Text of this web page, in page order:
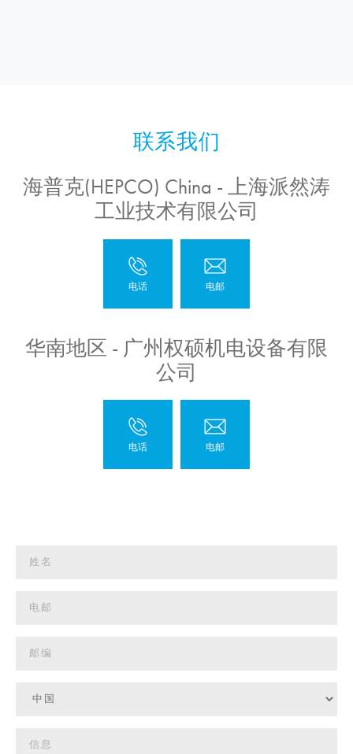
海普克(HEPCO) China - 上海派然涛
工业技术有限公司
华南地区 - 广州权硕机电设备有限
公司